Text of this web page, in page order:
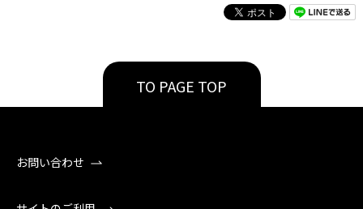
TO PAGE TOP
お問い合わせ